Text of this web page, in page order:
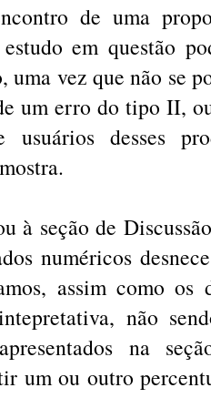
de uma
em questão
uma vez que não se
um erro do tipo II,
usuários desses
à seção de
numéricos
assim como
não
na
um ou outro